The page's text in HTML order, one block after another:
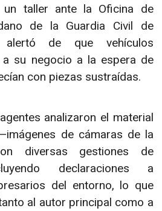
taller ante la Oficina de
de la Guardia Civil de
alertó de que vehículos
su negocio a la espera de
con piezas sustraídas.
analizaron el material
de cámaras de la
diversas gestiones de
declaraciones a
del entorno, lo que
al autor principal como a